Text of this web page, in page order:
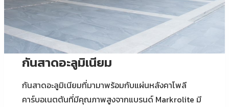
กันสาดอะลูมิเนียม
กันสาดอะลูมิเนียมที่มามาพร้อมกับแผ่นหลังคาโพลี
คาร์บอเนตตันที่มีคุณภาพสูงจากแบรนด์ Markrolite มี